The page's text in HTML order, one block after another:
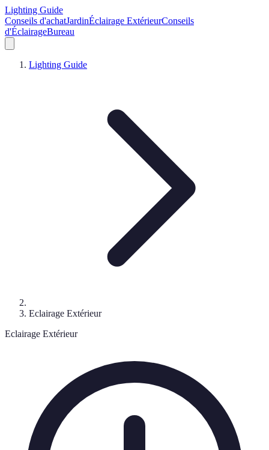
Lighting Guide
Conseils d'achatJardinÉclairage ExtérieurConseils
d'ÉclairageBureau
Lighting Guide
Eclairage Extérieur
Eclairage Extérieur